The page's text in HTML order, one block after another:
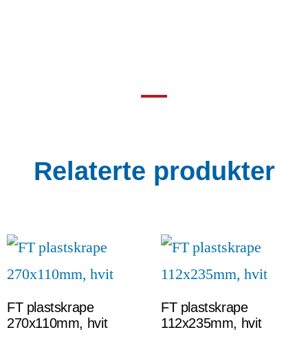
Relaterte produkter
FT plastskrape
270x110mm, hvit
FT plastskrape
112x235mm, hvit